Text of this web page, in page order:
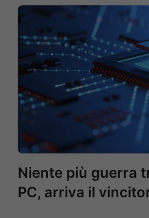
Niente più guerra
PC, arriva il